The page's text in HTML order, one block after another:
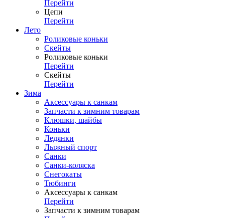
Перейти
Цепи
Перейти
Лето
Роликовые коньки
Скейты
Роликовые коньки
Перейти
Скейты
Перейти
Зима
Аксессуары к санкам
Запчасти к зимним товарам
Клюшки, шайбы
Коньки
Ледянки
Лыжный спорт
Санки
Санки-коляска
Снегокаты
Тюбинги
Аксессуары к санкам
Перейти
Запчасти к зимним товарам